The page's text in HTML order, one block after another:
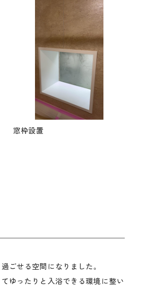
窓枠設置
ごせる空間になりました。
ゆったりと入浴できる環境に整い